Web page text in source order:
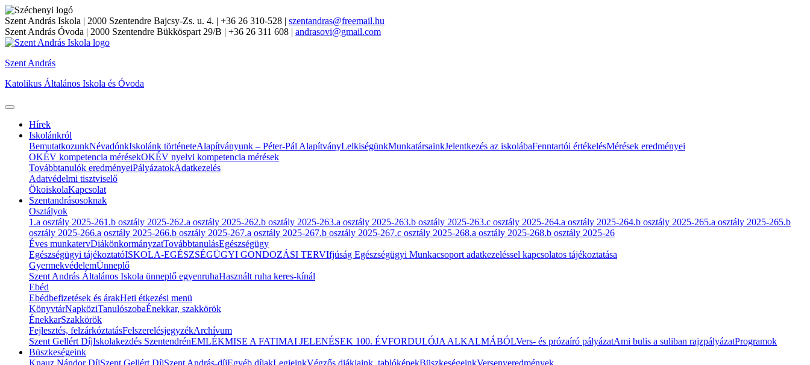
Szent András Iskola | 2000 Szentendre Bajcsy-Zs. u. 4. | +36 26 310-528 | szentandras@freemail.hu
Szent András Óvoda | 2000 Szentendre Bükköspart 29/B | +36 26 311 608 | andrasovi@gmail.com
Szent András
Katolikus Általános Iskola és Óvoda
Hírek
Iskolánkról
BemutatkozunkNévadónkIskolánk történeteAlapítványunk – Péter-Pál AlapítványLelkiségünkMunkatársainkJelentkezés az iskolábaFenntartói értékelésMérések eredményei
OKÉV kompetencia mérésekOKÉV nyelvi kompetencia mérések
Továbbtanulók eredményeiPályázatokAdatkezelés
Adatvédelmi tisztviselő
ÖkoiskolaKapcsolat
Szentandrásosoknak
Osztályok
1.a osztály 2025-261.b osztály 2025-262.a osztály 2025-262.b osztály 2025-263.a osztály 2025-263.b osztály 2025-263.c osztály 2025-264.a osztály 2025-264.b osztály 2025-265.a osztály 2025-265.b
osztály 2025-266.a osztály 2025-266.b osztály 2025-267.a osztály 2025-267.b osztály 2025-267.c osztály 2025-268.a osztály 2025-268.b osztály 2025-26
Éves munkatervDiákönkormányzatTovábbtanulásEgészségügy
Egészségügyi tájékoztatóISKOLA-EGÉSZSÉGÜGYI GONDOZÁSI TERVIfjúság Egészségügyi Munkacsoport adatkezeléssel kapcsolatos tájékoztatása
GyermekvédelemÜnneplő
Szent András Általános Iskola ünneplő egyenruhaHasznált ruha keres-kínál
Ebéd
Ebédbefizetések és árakHeti étkezési menü
KönyvtárNapköziTanulószobaÉnekkar, szakkörök
ÉnekkarSzakkörök
Fejlesztés, felzárkóztatásFelszerelésjegyzékArchívum
Szent Gellért DíjIskolakezdés SzentendrénEMLÉKMISE A FATIMAI JELENÉSEK 100. ÉVFORDULÓJA ALKALMÁBÓLVers- és prózaíró pályázatAmi bulis a suliban rajzpályázatProgramok
Büszkeségeink
Knauz Nándor DíjSzent Gellért DíjSzent András-díjEgyéb díjakLegjeinkVégzős diákjaink, tablóképekBüszkeségeinkVersenyeredmények